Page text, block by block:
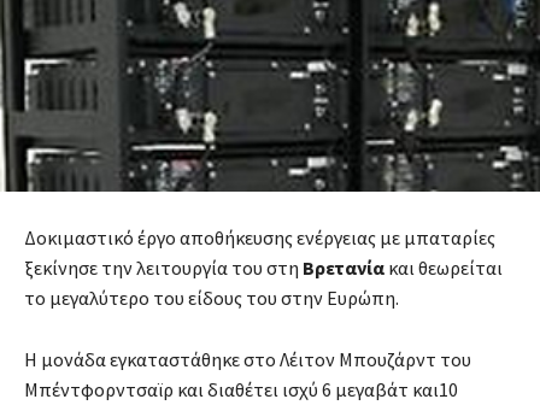
Δοκιμαστικό έργο αποθήκευσης ενέργειας με μπαταρίες
ξεκίνησε την λειτουργία του στη Βρετανία και θεωρείται
το μεγαλύτερο του είδους του στην Ευρώπη.
Η μονάδα εγκαταστάθηκε στο Λέιτον Μπουζάρντ του
Μπέντφορντσαϊρ και διαθέτει ισχύ 6 μεγαβάτ και10